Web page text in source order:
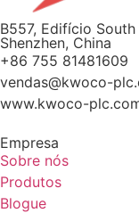
B557, Edifício South
Shenzhen, China
+86 755 81481609
vendas@kwoco-
www.kwoco-
Empresa
Sobre nós
Produtos
Blogue